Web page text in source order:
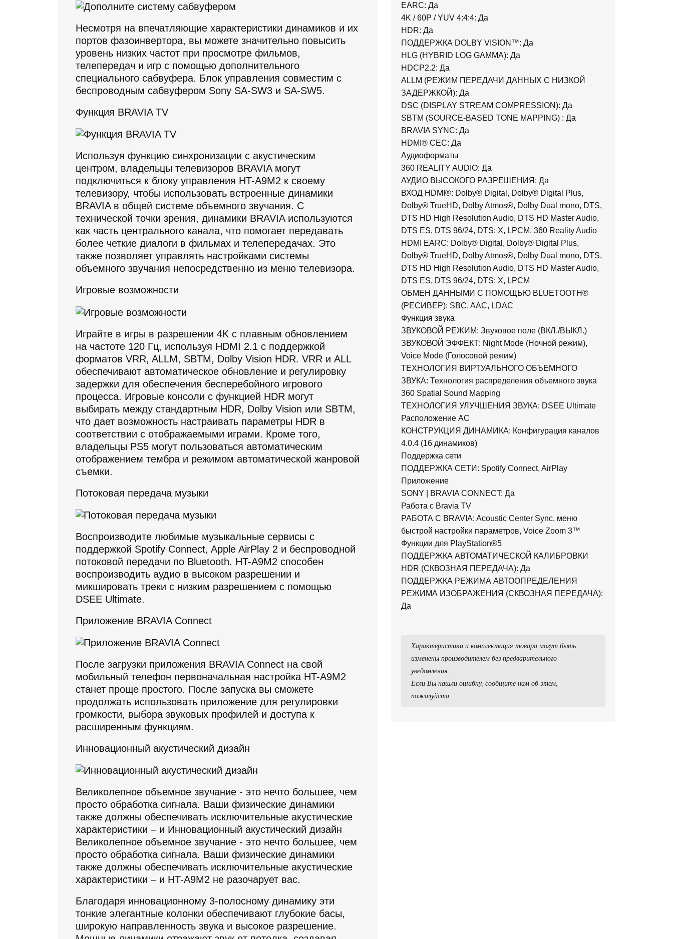
Несмотря на впечатляющие характеристики динамиков и их
портов фазоинвертора, вы можете значительно повысить
уровень низких частот при просмотре фильмов,
телепередач и игр с помощью дополнительного
специального сабвуфера. Блок управления совместим с
беспроводным сабвуфером Sony SA-SW3 и SA-SW5.
Функция BRAVIA TV
Используя функцию синхронизации с акустическим
центром, владельцы телевизоров BRAVIA могут
подключиться к блоку управления HT-A9M2 к своему
телевизору, чтобы использовать встроенные динамики
BRAVIA в общей системе объемного звучания. С
технической точки зрения, динамики BRAVIA используются
как часть центрального канала, что помогает передавать
более четкие диалоги в фильмах и телепередачах. Это
также позволяет управлять настройками системы
объемного звучания непосредственно из меню телевизора.
Игровые возможности
Играйте в игры в разрешении 4K с плавным обновлением
на частоте 120 Гц, используя HDMI 2.1 с поддержкой
форматов VRR, ALLM, SBTM, Dolby Vision HDR. VRR и ALL
обеспечивают автоматическое обновление и регулировку
задержки для обеспечения бесперебойного игрового
процесса. Игровые консоли с функцией HDR могут
выбирать между стандартным HDR, Dolby Vision или SBTM,
что дает возможность настраивать параметры HDR в
соответствии с отображаемыми играми. Кроме того,
владельцы PS5 могут пользоваться автоматическим
отображением тембра и режимом автоматической жанровой
съемки.
Потоковая передача музыки
Воспроизводите любимые музыкальные сервисы с
поддержкой Spotify Connect, Apple AirPlay 2 и беспроводной
потоковой передачи по Bluetooth. HT-A9M2 способен
воспроизводить аудио в высоком разрешении и
микшировать треки с низким разрешением с помощью
DSEE Ultimate.
Приложение BRAVIA Connect
После загрузки приложения BRAVIA Connect на свой
мобильный телефон первоначальная настройка HT-A9M2
станет проще простого. После запуска вы сможете
продолжать использовать приложение для регулировки
громкости, выбора звуковых профилей и доступа к
расширенным функциям.
Инновационный акустический дизайн
Великолепное объемное звучание - это нечто большее, чем
просто обработка сигнала. Ваши физические динамики
также должны обеспечивать исключительные акустические
характеристики – и Инновационный акустический дизайн
Великолепное объемное звучание - это нечто большее, чем
просто обработка сигнала. Ваши физические динамики
также должны обеспечивать исключительные акустические
характеристики – и HT-A9M2 не разочарует вас.
Благодаря инновационному 3-полосному динамику эти
тонкие элегантные колонки обеспечивают глубокие басы,
широкую направленность звука и высокое разрешение.
EARC: Да
4K / 60P / YUV 4:4:4: Да
HDR: Да
ПОДДЕРЖКА DOLBY VISION™: Да
HLG (HYBRID LOG GAMMA): Да
HDCP2.2: Да
ALLM (РЕЖИМ ПЕРЕДАЧИ ДАННЫХ С НИЗКОЙ
ЗАДЕРЖКОЙ): Да
DSC (DISPLAY STREAM COMPRESSION): Да
SBTM (SOURCE-BASED TONE MAPPING) : Да
BRAVIA SYNC: Да
HDMI® CEC: Да
Аудиоформаты
360 REALITY AUDIO: Да
АУДИО ВЫСОКОГО РАЗРЕШЕНИЯ: Да
ВХОД HDMI®: Dolby® Digital, Dolby® Digital Plus,
Dolby® TrueHD, Dolby Atmos®, Dolby Dual mono, DTS,
DTS HD High Resolution Audio, DTS HD Master Audio,
DTS ES, DTS 96/24, DTS: X, LPCM, 360 Reality Audio
HDMI EARC: Dolby® Digital, Dolby® Digital Plus,
Dolby® TrueHD, Dolby Atmos®, Dolby Dual mono, DTS,
DTS HD High Resolution Audio, DTS HD Master Audio,
DTS ES, DTS 96/24, DTS: X, LPCM
ОБМЕН ДАННЫМИ С ПОМОЩЬЮ BLUETOOTH®
(РЕСИВЕР): SBC, AAC, LDAC
Функция звука
ЗВУКОВОЙ РЕЖИМ: Звуковое поле (ВКЛ./ВЫКЛ.)
ЗВУКОВОЙ ЭФФЕКТ: Night Mode (Ночной режим),
Voice Mode (Голосовой режим)
ТЕХНОЛОГИЯ ВИРТУАЛЬНОГО ОБЪЕМНОГО
ЗВУКА: Технология распределения объемного звука
360 Spatial Sound Mapping
ТЕХНОЛОГИЯ УЛУЧШЕНИЯ ЗВУКА: DSEE Ultimate
Расположение АС
КОНСТРУКЦИЯ ДИНАМИКА: Конфигурация каналов
4.0.4 (16 динамиков)
Поддержка сети
ПОДДЕРЖКА СЕТИ: Spotify Connect, AirPlay
Приложение
SONY | BRAVIA CONNECT: Да
Работа c Bravia TV
РАБОТА С BRAVIA: Acoustic Center Sync, меню
быстрой настройки параметров, Voice Zoom 3™
Функции для​ PlayStation®5
ПОДДЕРЖКА АВТОМАТИЧЕСКОЙ КАЛИБРОВКИ
HDR (СКВОЗНАЯ ПЕРЕДАЧА): Да
ПОДДЕРЖКА РЕЖИМА АВТООПРЕДЕЛЕНИЯ
РЕЖИМА ИЗОБРАЖЕНИЯ (СКВОЗНАЯ ПЕРЕДАЧА):
Да
Характеристики и комплектация товара могут быть
изменены производителем без предварительного
уведомления.
Если Вы нашли ошибку, сообщите нам об этом,
пожалуйста.